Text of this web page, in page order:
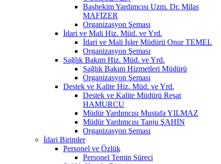
Başhekim Yardımcısı Uzm. Dr. Milas
MAFİZER
Organizasyon Şeması
İdari ve Mali Hiz. Müd. ve Yrd.
İdari ve Mali İşler Müdürü Onur TEMEL
Organizasyon Şeması
Sağlık Bakım Hiz. Müd. ve Yrd.
Sağlık Bakım Hizmetleri Müdürü
Organizasyon Şeması
Destek ve Kalite Hiz. Müd. ve Yrd.
Destek ve Kalite Müdürü Reşat
HAMURCU
Müdür Yardımcısı Mustafa YILMAZ
Müdür Yardımcısı Tanju ŞAHİN
Organizasyon Şeması
İdari Birimler
Personel ve Özlük
Personel Temin Süreci